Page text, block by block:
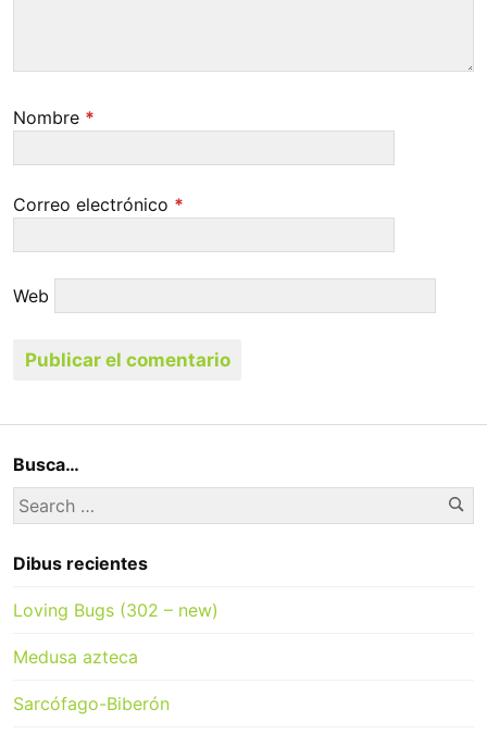
Nombre *
Correo electrónico *
Web
Busca…
Search
for:
Dibus recientes
Loving Bugs (302 – new)
Medusa azteca
Sarcófago-Biberón